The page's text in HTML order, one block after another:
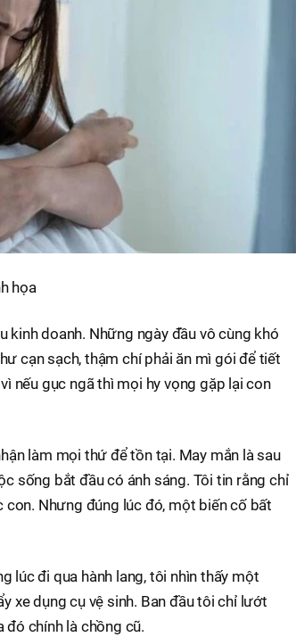
họa
kinh doanh. Những ngày đầu vô cùng khó
cạn sạch, thậm chí phải ăn mì gói để tiết
nếu gục ngã thì mọi hy vọng gặp lại con
làm mọi thứ để tồn tại. May mắn là sau
sống bắt đầu có ánh sáng. Tôi tin rằng chỉ
Nhưng đúng lúc đó, một biến cố bất
lúc đi qua hành lang, tôi nhìn thấy một
xe dụng cụ vệ sinh. Ban đầu tôi chỉ lướt
chính là chồng cũ.